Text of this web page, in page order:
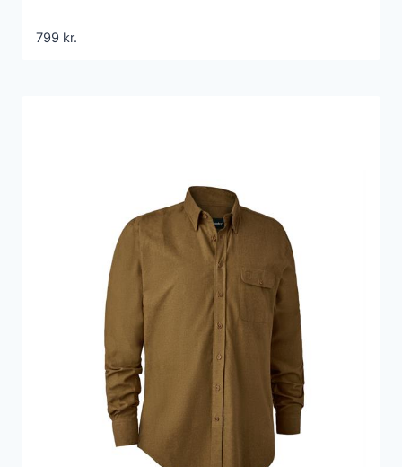
799 kr.